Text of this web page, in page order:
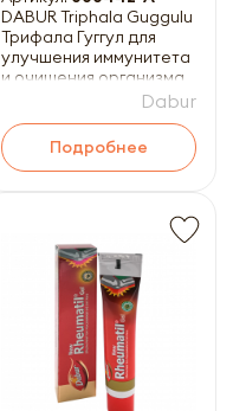
DABUR Triphala Guggulu
Трифала Гуггул для
улучшения иммунитета
и очищения организма
Dabur
Подробнее